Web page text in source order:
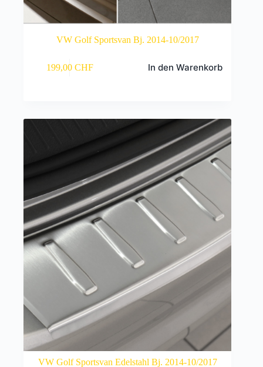
VW Golf Sportsvan Bj. 2014-10/2017
199,00 CHF In den Warenkorb
VW Golf Sportsvan Edelstahl Bj. 2014-10/2017